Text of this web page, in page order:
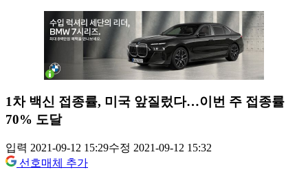
1차 백신 접종률, 미국 앞질렀다…이번 주 접종률
70% 도달
입력 2021-09-12 15:29수정 2021-09-12 15:32
선호매체 추가